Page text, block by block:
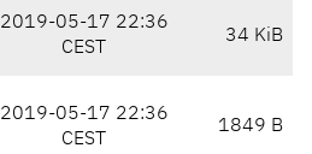
2019-05-17 22:36
CEST
34 KiB
2019-05-17 22:36
CEST
1849 B